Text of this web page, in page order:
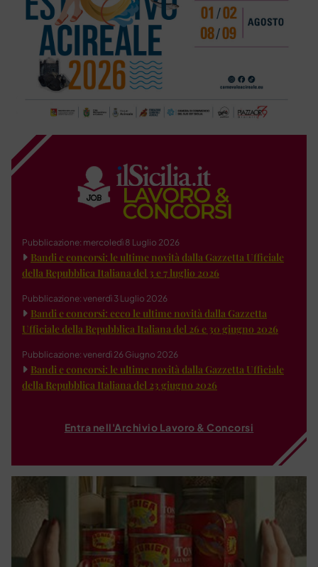
Pubblicazione: mercoledì 8 Luglio 2026
Bandi e concorsi: le ultime novità dalla Gazzetta Ufficiale
della Repubblica Italiana del 3 e 7 luglio 2026
Pubblicazione: venerdì 3 Luglio 2026
Bandi e concorsi: ecco le ultime novità dalla Gazzetta
Ufficiale della Repubblica Italiana del 26 e 30 giugno 2026
Pubblicazione: venerdì 26 Giugno 2026
Bandi e concorsi: le ultime novità dalla Gazzetta Ufficiale
della Repubblica Italiana del 23 giugno 2026
Entra nell'Archivio Lavoro & Concorsi